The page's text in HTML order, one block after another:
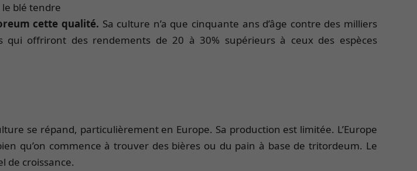
blé tendre
cette qualité. Sa culture n’a que cinquante ans d’âge contre des milliers
qui offriront des rendements de 20 à 30% supérieurs à ceux des espèces
se répand, particulièrement en Europe. Sa production est limitée. L’Europe
qu’on commence à trouver des bières ou du pain à base de tritordeum. Le
de croissance.